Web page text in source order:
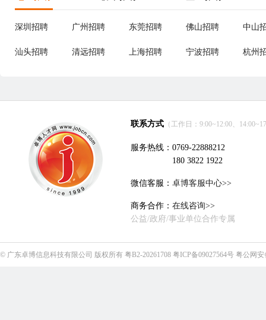
深圳招聘 广州招聘 东莞招聘 佛山招聘 中山
汕头招聘 清远招聘 上海招聘 宁波招聘 杭州
联系方式 （工作日：9:00~12:00、
服务热线：0769-22888212
180 3822 1922
微信客服： 卓博客服中心>>
商务合作： 在线咨询>>
公益/政府/事业单位合作专属
© 广东卓博信息科技有限公司 版权所有 粤B2-20261708 粤ICP备09027564号 粤公网安